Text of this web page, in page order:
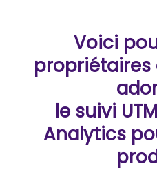
Voici
le suivi
Analytics